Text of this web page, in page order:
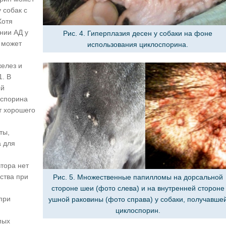
собак с
АД у
может
и
В
хорошего
для
нет
при
Рис. 4. Гиперплазия десен у собаки на фоне
использования циклоспорина.
Рис. 5. Множественные папилломы на дорсальной
стороне шеи (фото слева) и на внутренней стороне
ушной раковины (фото справа) у собаки,
циклоспорин.